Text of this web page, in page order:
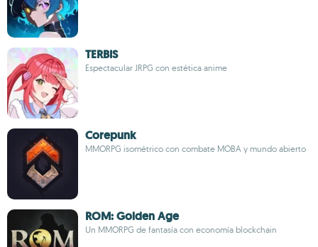
TERBIS
Espectacular JRPG con estética anime
Corepunk
MMORPG isométrico con combate MOBA y mundo abierto
ROM: Golden Age
Un MMORPG de fantasía con economía blockchain